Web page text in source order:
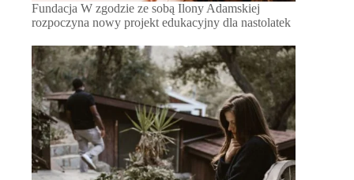
Fundacja W zgodzie ze sobą Ilony Adamskiej
rozpoczyna nowy projekt edukacyjny dla nastolatek